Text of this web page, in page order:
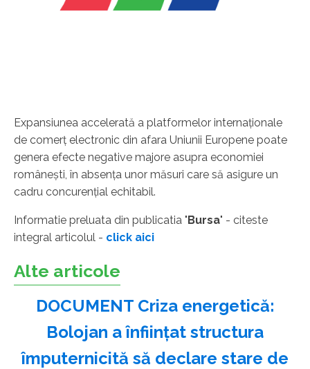
Expansiunea accelerată a platformelor internaţionale
de comerţ electronic din afara Uniunii Europene poate
genera efecte negative majore asupra economiei
româneşti, în absenţa unor măsuri care să asigure un
cadru concurenţial echitabil.
Informatie preluata din publicatia "Bursa" - citeste
integral articolul - click aici
Alte articole
DOCUMENT Criza energetică:
Bolojan a înființat structura
împuternicită să declare stare de